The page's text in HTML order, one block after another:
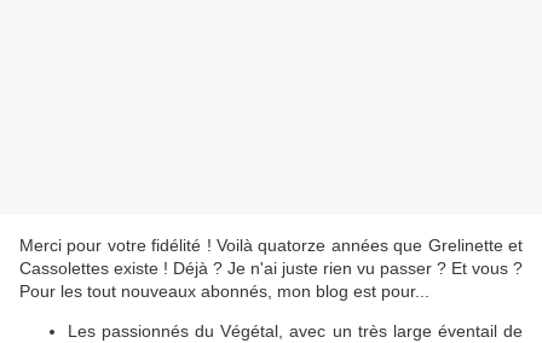
Merci pour votre fidélité ! Voilà quatorze années que Grelinette et
Cassolettes existe ! Déjà ? Je n'ai juste rien vu passer ? Et vous ?
Pour les tout nouveaux abonnés, mon blog est pour...
Les passionnés du Végétal, avec un très large éventail de